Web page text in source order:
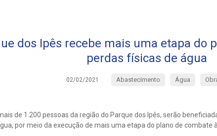
dos Ipês recebe mais uma etapa do
perdas físicas de água
02/02/2021 Abastecimento Água
de 1.200 pessoas da região do Parque dos Ipês, serão
por meio da execução de mais uma etapa do plano de combate